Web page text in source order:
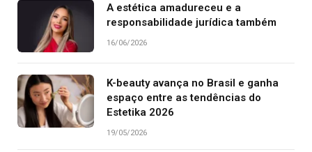
A estética amadureceu e a
responsabilidade jurídica também
16/06/2026
K-beauty avança no Brasil e ganha
espaço entre as tendências do
Estetika 2026
19/05/2026